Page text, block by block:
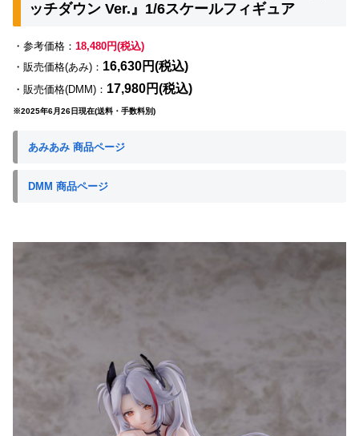
ッチダウン Ver.』1/6スケールフィギュア
・参考価格： 18,480円(税込)
・販売価格(あみ)： 16,630円(税込)
・販売価格(DMM)： 17,980円(税込)
※2025年6月26日現在(送料・手数料別)
あみあみ 商品ページ
DMM 商品ページ